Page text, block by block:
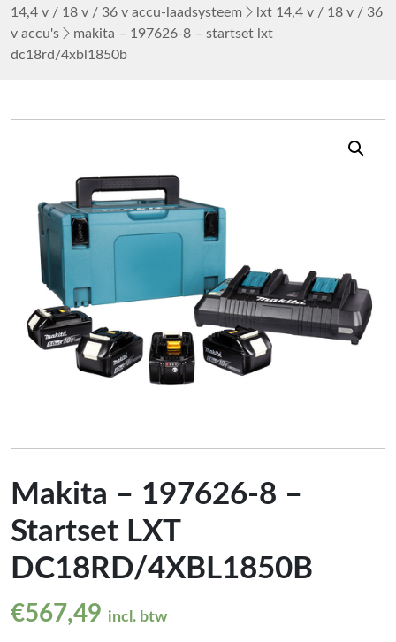
14,4 v / 18 v / 36 v accu-laadsysteem
lxt 14,4 v / 18 v / 36
v accu's
makita – 197626-8 – startset lxt
dc18rd/4xbl1850b
Makita – 197626-8 –
Startset LXT
DC18RD/4XBL1850B
€567,49 incl. btw